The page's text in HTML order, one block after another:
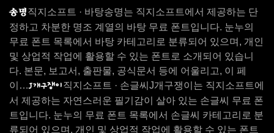
송명직지소프트 · 바탕송명는 직지소프트에서 제공하는 단
정하고 차분한 명조 계열의 바탕 무료 폰트입니다. 눈누의
무료 폰트 목록에서 바탕 카테고리로 분류되어 있으며, 개인
및 상업적 작업에 활용할 수 있는 폰트로 소개되어 있습니
다. 본문, 보고서, 출판물, 공식문서 등에 어울리고, 이 페
이…J개구쟁이직지소프트 · 손글씨 J개구쟁이는 직지소프트에
서 제공하는 자연스러운 필기감이 살아 있는 손글씨 무료 폰
트입니다. 눈누의 무료 폰트 목록에서 손글씨 카테고리로 분
류되어 있으며, 개인 및 상업적 작업에 활용할 수 있는 폰트